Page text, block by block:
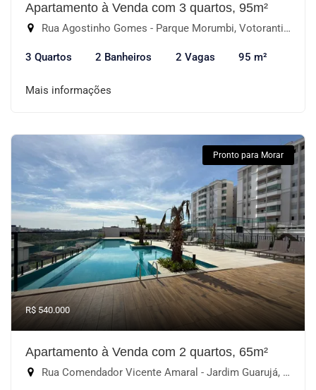
Apartamento à Venda com 3 quartos, 95m²
Rua Agostinho Gomes - Parque Morumbi, Votorantim-SP
3 Quartos 2 Banheiros 2 Vagas 95 m²
Mais informações
Pronto para Morar
R$ 540.000
Apartamento à Venda com 2 quartos, 65m²
Rua Comendador Vicente Amaral - Jardim Guarujá, Sorocaba-SP